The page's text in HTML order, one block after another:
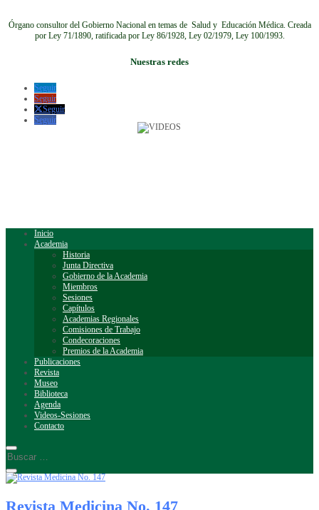
Órgano consultor del Gobierno Nacional en temas de Salud y Educación Médica. Creada
por Ley 71/1890, ratificada por Ley 86/1928, Ley 02/1979, Ley 100/1993.
Nuestras redes
Seguir
Seguir
Seguir
Seguir
Inicio
Academia
Historia
Junta Directiva
Gobierno de la Academia
Miembros
Sesiones
Capítulos
Academias Regionales
Comisiones de Trabajo
Condecoraciones
Premios de la Academia
Publicaciones
Revista
Museo
Biblioteca
Agenda
Videos-Sesiones
Contacto
Revista Medicina No. 147